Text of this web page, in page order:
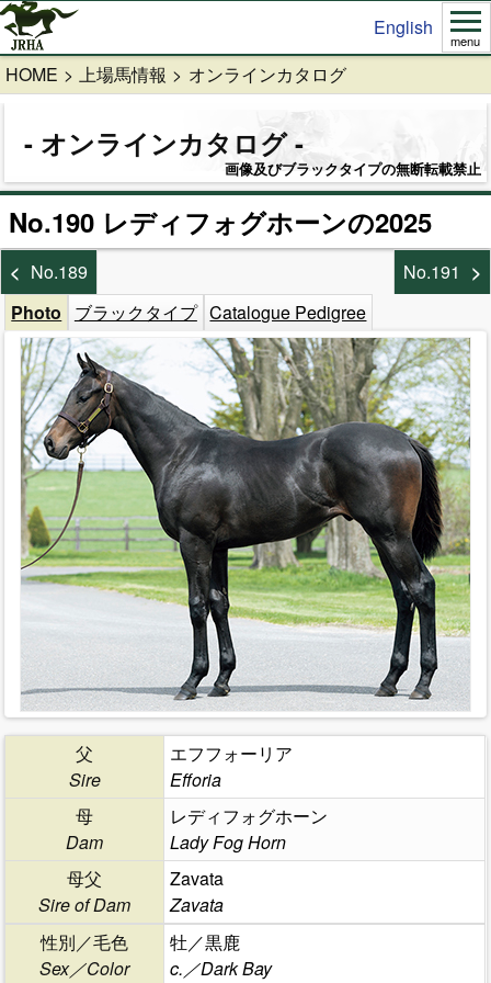
English
menu
HOME 上場馬情報 オンラインカタログ
オンラインカタログ
画像及びブラックタイプの無断転載禁止
No.190 レディフォグホーンの2025
No.189
No.191
Photo
ブラックタイプ Catalogue Pedigree
父
Sire
エフフォーリア
Efforia
母
Dam
レディフォグホーン
Lady Fog Horn
母父
Sire of Dam
Zavata
Zavata
性別／毛色
Sex／Color
牡／黒鹿
c.／Dark Bay